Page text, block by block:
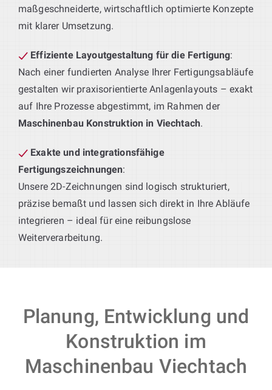
maßgeschneiderte, wirtschaftlich optimierte Konzepte
mit klarer Umsetzung.
Effiziente Layoutgestaltung für die Fertigung:
Nach einer fundierten Analyse Ihrer Fertigungsabläufe
gestalten wir praxisorientierte Anlagenlayouts – exakt
auf Ihre Prozesse abgestimmt, im Rahmen der
Maschinenbau Konstruktion in Viechtach.
Exakte und integrationsfähige
Fertigungszeichnungen:
Unsere 2D-Zeichnungen sind logisch strukturiert,
präzise bemaßt und lassen sich direkt in Ihre Abläufe
integrieren – ideal für eine reibungslose
Weiterverarbeitung.
Planung, Entwicklung und
Konstruktion im
Maschinenbau Viechtach